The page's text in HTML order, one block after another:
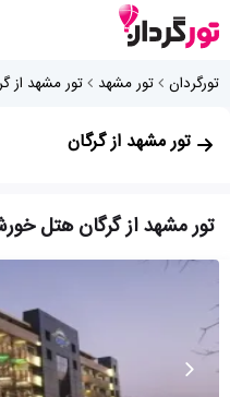
تورگردان تور مشهد تور مشهد از
تور مشهد از گرگان
تور مشهد از گرگان هتل